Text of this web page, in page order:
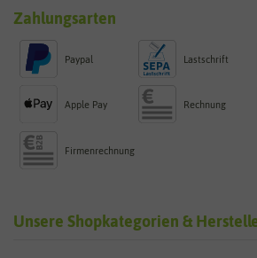
Zahlungsarten
Paypal Lastschrift
Apple Pay Rechnung
Firmenrechnung
Unsere Shopkategorien &